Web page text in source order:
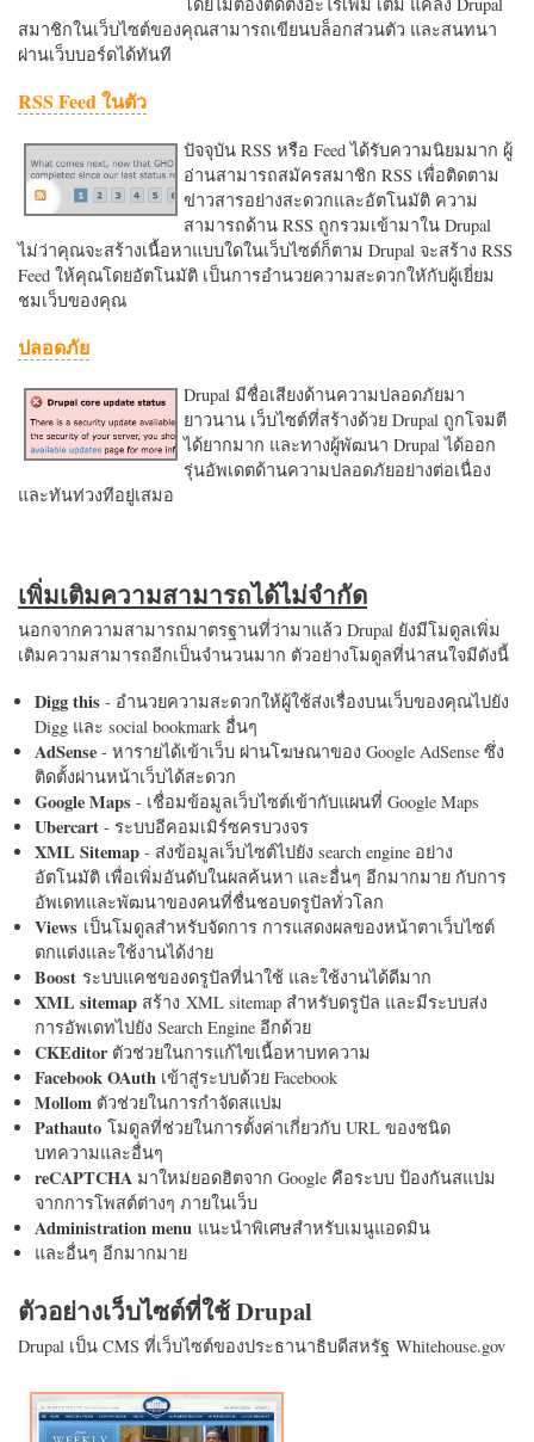
สมาชิกในเว็บไซต์ของคุณสามารถเขียนบล็อกส่วนตัว และสนทนา
ผ่านเว็บบอร์ดได้ทันที
RSS Feed ในตัว
ปัจจุบัน RSS หรือ Feed ได้รับความนิยมมาก ผู้
อ่านสามารถสมัครสมาชิก RSS เพื่อติดตาม
ข่าวสารอย่างสะดวกและอัตโนมัติ ความ
สามารถด้าน RSS ถูกรวมเข้ามาใน Drupal
ไม่ว่าคุณจะสร้างเนื้อหาแบบใดในเว็บไซต์ก็ตาม Drupal จะสร้าง RSS
Feed ให้คุณโดยอัตโนมัติ เป็นการอำนวยความสะดวกใหักับผู้เยี่ยม
ชมเว็บของคุณ
ปลอดภัย
Drupal มีชื่อเสียงด้านความปลอดภัยมา
ยาวนาน เว็บไซต์ที่สร้างด้วย Drupal ถูกโจมตี
ได้ยากมาก และทางผู้พัฒนา Drupal ได้ออก
รุ่นอัพเดตด้านความปลอดภัยอย่างต่อเนื่อง
และทันท่วงทีอยู่เสมอ
เพิ่มเติมความสามารถได้ไม่จำกัด
นอกจากความสามารถมาตรฐานที่ว่ามาแล้ว Drupal ยังมีโมดูลเพิ่ม
เติมความสามารถอีกเป็นจำนวนมาก ตัวอย่างโมดูลที่น่าสนใจมีดังนี้
Digg this - อำนวยความสะดวกให้ผู้ใช้ส่งเรื่องบนเว็บของคุณไปยัง
Digg และ social bookmark อื่นๆ
AdSense - หารายได้เข้าเว็บ ผ่านโฆษณาของ Google AdSense ซึ่ง
ติดตั้งผ่านหน้าเว็บได้สะดวก
Google Maps - เชื่อมข้อมูลเว็บไซต์เข้ากับแผนที่ Google Maps
Ubercart - ระบบอีคอมเมิร์ซครบวงจร
XML Sitemap - ส่งข้อมูลเว็บไซต์ไปยัง search engine อย่าง
อัตโนมัติ เพื่อเพิ่มอันดับในผลค้นหา และอื่นๆ อีกมากมาย กับการ
อัพเดทและพัฒนาของคนที่ชื่นชอบดรูปัลทั่วโลก
Views เป็นโมดูลสำหรับจัดการ การแสดงผลของหน้าตาเว็บไซต์
ตกแต่งและใช้งานได้ง่าย
Boost ระบบแคชของดรูปัลที่น่าใช้ และใช้งานได้ดีมาก
XML sitemap สร้าง XML sitemap สำหรับดรูปัล และมีระบบส่ง
การอัพเดทไปยัง Search Engine อีกด้วย
CKEditorตัวช่วยในการแก้ไขเนื้อหาบทความ
Facebook OAuth เข้าสู่ระบบด้วย Facebook
Mollom ตัวช่วยในการกำจัดสแปม
Pathauto โมดูลที่ช่วยในการตั้งค่าเกี่ยวกับ URL ของชนิด
บทความและอื่นๆ
reCAPTCHA มาใหม่ยอดฮิตจาก Google คือระบบ ป้องกันสแปม
จากการโพสต์ต่างๆ ภายในเว็บ
Administration menu แนะนำพิเศษสำหรับเมนูแอดมิน
และอื่นๆ อีกมากมาย
ตัวอย่างเว็บไซต์ที่ใช้ Drupal
Drupal เป็น CMS ที่เว็บไซต์ของประธานาธิบดีสหรัฐ Whitehouse.gov